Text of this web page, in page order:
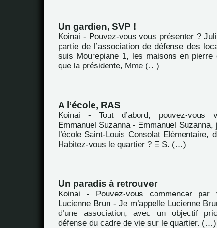
Un gardien, SVP !
Koinai - Pouvez-vous vous présenter ?
partie de l’association de défense des
suis Mourepiane 1, les maisons en pierre
que la présidente, Mme (…)
A l’école, RAS
Koinai - Tout d’abord, pouvez-vous
Emmanuel Suzanna - Emmanuel
l’école Saint-Louis Consolat Elémentaire,
Habitez-vous le quartier ? E S. (…)
Un paradis à retrouver
Koinai - Pouvez-vous commencer par
Lucienne Brun - Je m’appelle Lucienne
d’une association, avec un objectif
défense du cadre de vie sur le quartier. (…)